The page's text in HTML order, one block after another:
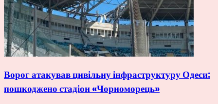
Ворог атакував цивільну інфраструктуру Одеси:
пошкоджено стадіон «Чорноморець»